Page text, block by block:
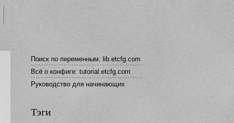
Поиск по переменным: lib.etcfg.com
Всё о конфиге: tutorial.etcfg.com
Руководство для начинающих
Тэги